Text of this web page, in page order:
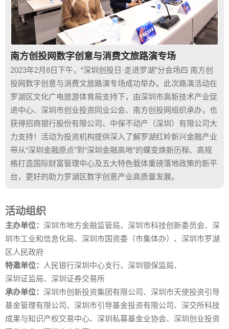
南方创投网数字创意与消费文旅路演专场
2023年2月8日下午，“深圳创投日·走进罗湖”分会场四 南方创
投网数字创意与消费文旅路演专场成功举办。此次路演活动在
罗湖区文化广电旅游体育局支持下，由深圳市高新技术产业促
进中心、深圳市创业投资同业公会、南方创投网组织承办，也
获得招商银行股份有限公司、中保不动产（深圳）有限公司大
力支持！活动为投资机构提供深入了解罗湖红岭新兴金融产业
带从“深圳金融原点”到“深圳金融高地”的蝶变焕新历程、高规
格打造国际财富管理中心及五大特色载体重磅落地政策的新平
台，更好的助力罗湖区数字创意产业高质量发展。
活动组织
主办单位： 深圳市地方金融监管局、深圳市科技创新委员会、深
圳市工业和信息化局、深圳市国资委（市集体办）、深圳市罗湖
区人民政府
特邀单位：
人民银行深圳中心支行、深圳银保监局、
深圳证监局、深圳证券交易所
承办单位： 深圳市创新投资集团有限公司、深圳市天使投资引导
基金管理有限公司、深圳市引导基金投资有限公司、深交所科技
成果与知识产权交易中心、深圳私募基金业协会、深圳创业投资